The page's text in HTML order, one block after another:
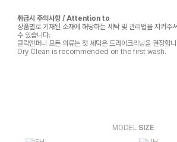
취급시 주의사항 / Attention to
상품별로 기재된 소재에 해당하는 세탁 및 관리법을 지켜주
수 있습니다.
클릭앤퍼니 모든 의류는 첫 세탁은 드라이크리닝을 권장합
Dry Clean is recommended on the first wash.
MODEL SIZE